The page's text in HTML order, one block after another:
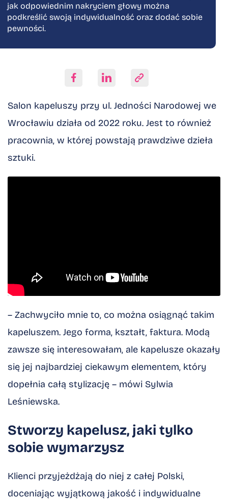
jak odpowiednim nakryciem głowy można
podkreślić swoją indywidualność oraz dodać sobie
pewności.
Skopiuj link
Salon kapeluszy przy ul. Jedności Narodowej we
Wrocławiu działa od 2022 roku. Jest to również
pracownia, w której powstają prawdziwe dzieła
sztuki.
– Zachwyciło mnie to, co można osiągnąć takim
kapeluszem. Jego forma, kształt, faktura. Modą
zawsze się interesowałam, ale kapelusze okazały
się jej najbardziej ciekawym elementem, który
dopełnia całą stylizację – mówi Sylwia
Leśniewska.
Stworzy kapelusz, jaki tylko
sobie wymarzysz
Klienci przyjeżdżają do niej z całej Polski,
doceniając wyjątkową jakość i indywidualne